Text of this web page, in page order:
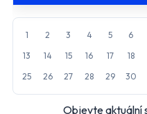
1 2 3 4 5 6
13
14 15 16 17 18
25
26 27 28 29 30
Objevte aktuální
Penny Market
Další obchody podle
Bydlení, zahrada
Elektro